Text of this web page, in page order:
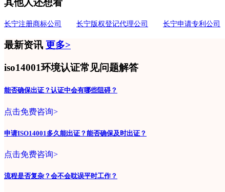
其他人还想看
长宁注册商标公司 长宁版权登记代理公司 长宁申请专利公司
最新资讯 更多>
iso14001环境认证常见问题解答
能否确保出证？认证中会有哪些阻碍？
点击免费咨询>
申请ISO14001多久能出证？能否确保及时出证？
点击免费咨询>
流程是否复杂？会不会耽误平时工作？